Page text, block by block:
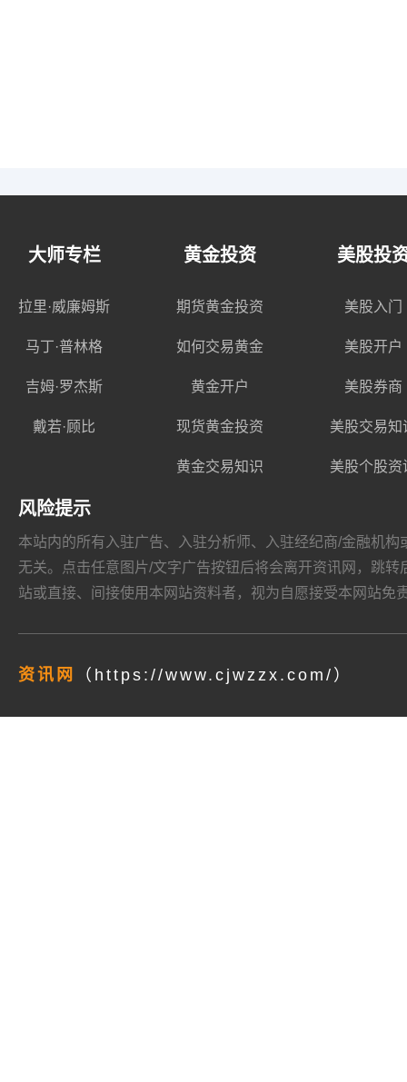
大师专栏
拉里·威廉姆斯
马丁·普林格
吉姆·罗杰斯
戴若·顾比
黄金投资
期货黄金投资
如何交易黄金
黄金开户
现货黄金投资
黄金交易知识
美股投
美股入门
美股开户
美股券商
美股交易知
美股个股资
风险提示
本站内的所有入驻广告、入驻分析师、入驻经纪商/金融机
无关。点击任意图片/文字广告按钮后将会离开资讯网，跳
站或直接、间接使用本网站资料者，视为自愿接受本网站免
资讯网 （https://www.cjwzzx.com/）